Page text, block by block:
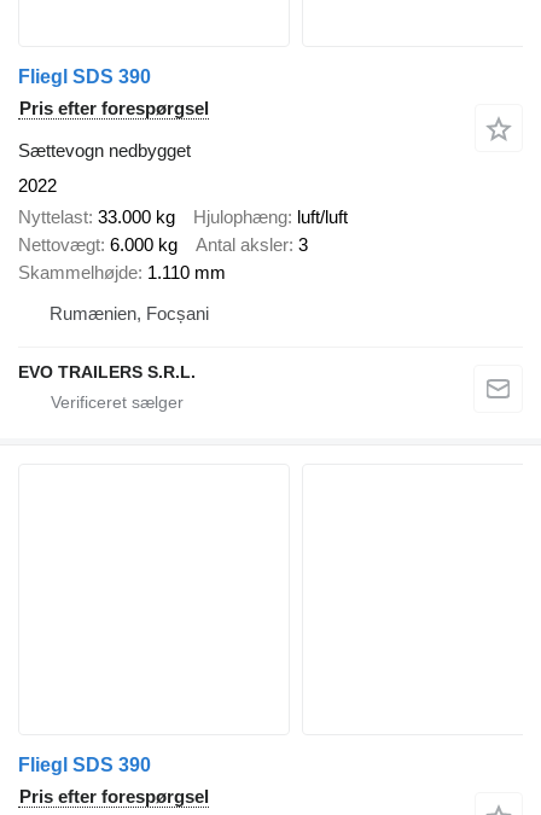
Fliegl SDS 390
Pris efter forespørgsel
Sættevogn nedbygget
2022
Nyttelast 33.000 kg Hjulophæng luft/luft
Nettovægt 6.000 kg Antal aksler 3
Skammelhøjde 1.110 mm
Rumænien, Focșani
EVO TRAILERS S.R.L.
Fliegl SDS 390
Pris efter forespørgsel